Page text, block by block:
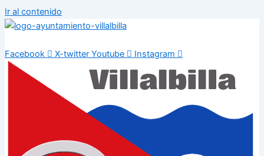
Ir al contenido
Facebook X-twitter Youtube Instagram